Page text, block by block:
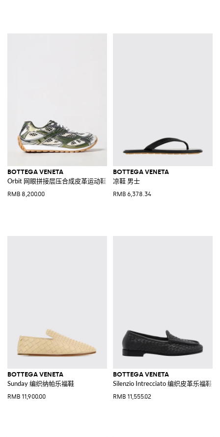
BOTTEGA VENETA
Orbit 网眼拼接层压合成皮革运动鞋
RMB 8,200.00
BOTTEGA VENETA
凉鞋 男士
RMB 6,378.34
BOTTEGA VENETA
Sunday 编织纳帕乐福鞋
RMB 11,900.00
BOTTEGA VENETA
Silenzio Intrecciato 编织皮革乐福鞋
RMB 11,555.02